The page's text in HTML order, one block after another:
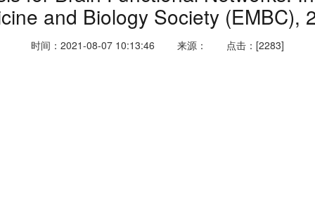
and Biology Society (EMBC),
时间：2021-08-07 10:13:46 来源： 点击：[2283]